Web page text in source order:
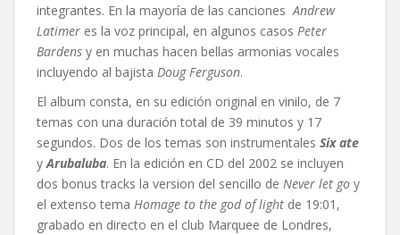
integrantes. En la mayoría de las canciones Andrew
Latimer es la voz principal, en algunos casos Peter
Bardens y en muchas hacen bellas armonias vocales
incluyendo al bajista Doug Ferguson.
El album consta, en su edición original en vinilo, de 7
temas con una duración total de 39 minutos y 17
segundos. Dos de los temas son instrumentales Six ate
y Arubaluba. En la edición en CD del 2002 se incluyen
dos bonus tracks la version del sencillo de Never let go y
el extenso tema Homage to the god of light de 19:01,
grabado en directo en el club Marquee de Londres,